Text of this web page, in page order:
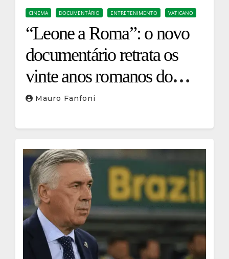
CINEMA DOCUMENTÁRIO ENTRETENIMENTO VATICANO
“Leone a Roma”: o novo
documentário retrata os
vinte anos romanos do
Papa Leão XIV
Mauro Fanfoni